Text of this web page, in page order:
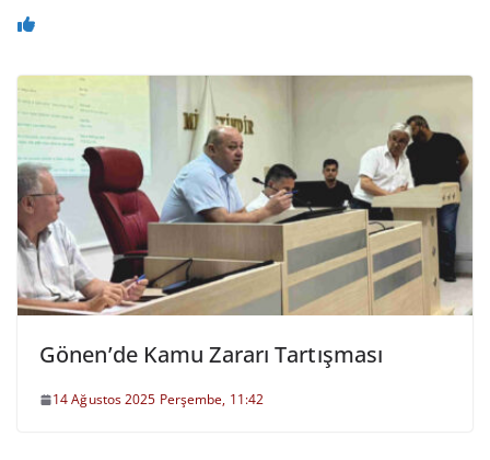
Gönen’de Kamu Zararı Tartışması
14 Ağustos 2025 Perşembe, 11:42